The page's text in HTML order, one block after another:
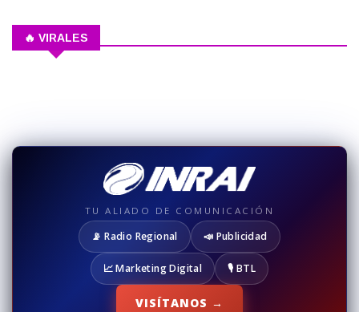
🔥 VIRALES
TU ALIADO DE COMUNICACIÓN
📡 Radio Regional 📣 Publicidad
📈 Marketing Digital 🎙️ BTL
VISÍTANOS →